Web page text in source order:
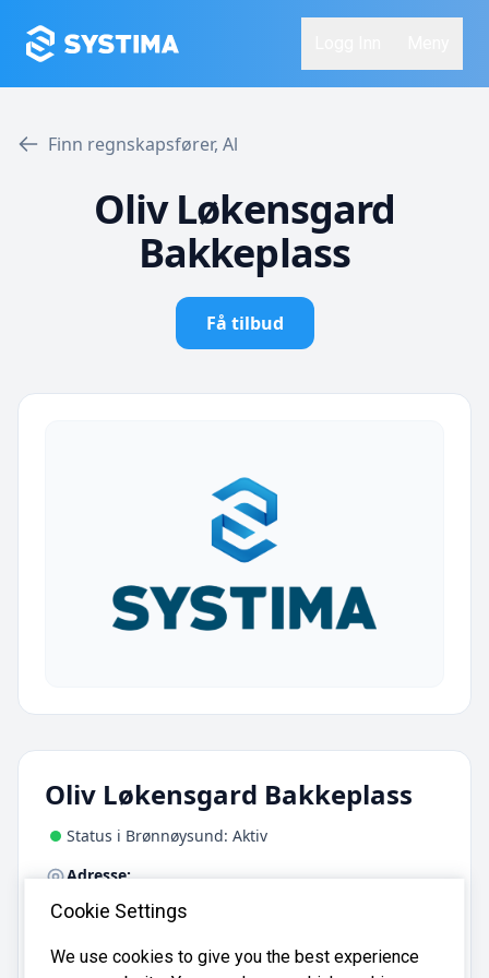
Finn regnskapsfører, Al
Oliv Løkensgard
Bakkeplass
Få tilbud
Oliv Løkensgard Bakkeplass
Status i Brønnøysund: Aktiv
Adresse:
32 08 11 99
Cookie Settings
We use cookies to give you the best experience